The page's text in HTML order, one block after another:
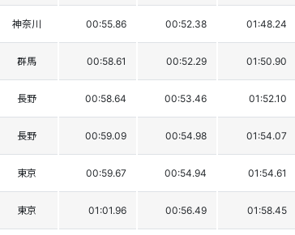
神奈川 00:55.86 00:52.38 01:48.24
群馬 00:58.61 00:52.29 01:50.90
長野 00:58.64 00:53.46 01:52.10
長野 00:59.09 00:54.98 01:54.07
東京 00:59.67 00:54.94 01:54.61
東京 01:01.96 00:56.49 01:58.45